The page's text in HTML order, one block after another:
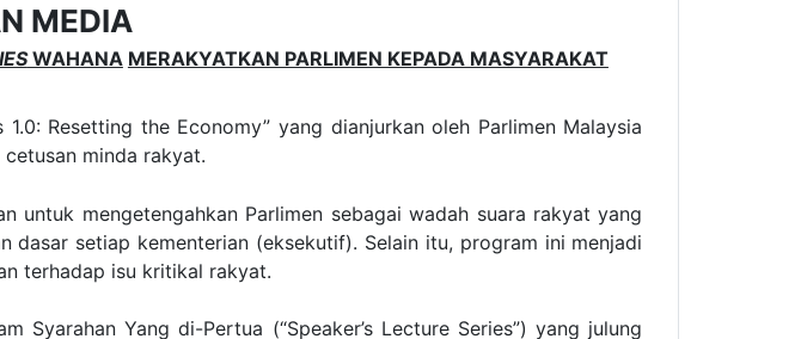
MEDIA
WAHANA MERAKYATKAN PARLIMEN KEPADA MASYARAKAT
Resetting the Economy” yang dianjurkan oleh Parlimen Malaysia
minda rakyat.
untuk mengetengahkan Parlimen sebagai wadah suara rakyat yang
dasar setiap kementerian (eksekutif). Selain itu, program ini menjadi
terhadap isu kritikal rakyat.
Syarahan Yang di-Pertua (“Speaker’s Lecture Series”) yang julung